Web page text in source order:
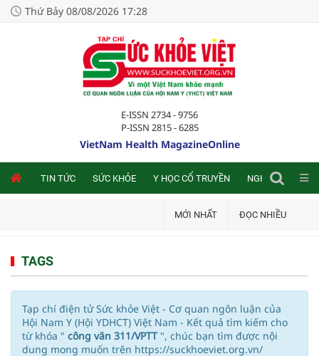
Thứ Bảy 08/08/2026 17:28
E-ISSN 2734 - 9756
P-ISSN 2815 - 6285
VietNam Health MagazineOnline
TIN TỨC SỨC KHỎE Y HỌC CỔ TRUYỀN NGHIÊN CỨU
MỚI NHẤT ĐỌC NHIỀU
TAGS
Tạp chí điện tử Sức khỏe Việt - Cơ quan ngôn luận của
Hội Nam Y (Hội YDHCT) Việt Nam - Kết quả tìm kiếm cho
từ khóa " công văn 311/VPTT ", chúc bạn tìm được nội
dung mong muốn trên https://suckhoeviet.org.vn/